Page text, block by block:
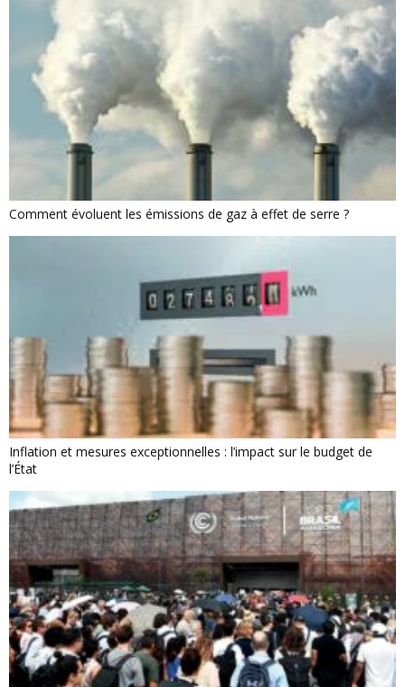
Comment évoluent les émissions de gaz à effet de serre ?
Inflation et mesures exceptionnelles : l’impact sur le budget de
l’État